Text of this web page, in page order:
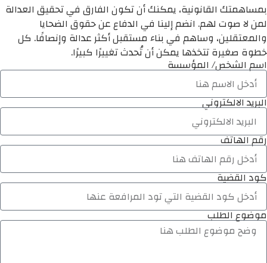
بمساهمتك القانونية، يمكنك أن تكون الفارق في تحقيق العدالة
لمن لا صوت لهم. انضم إلينا في الدفاع عن حقوق الضحايا
والمعتقلين، وساهم في بناء مستقبل أكثر عدالة وإنصافًا. كل
خطوة صغيرة تتخذها يمكن أن تُحدث تغييرًا كبيرًا.
اسم الشخص/ المؤسسة
البريد الالكتروني
رقم الهاتف
كود القضية
موضوع الطلب